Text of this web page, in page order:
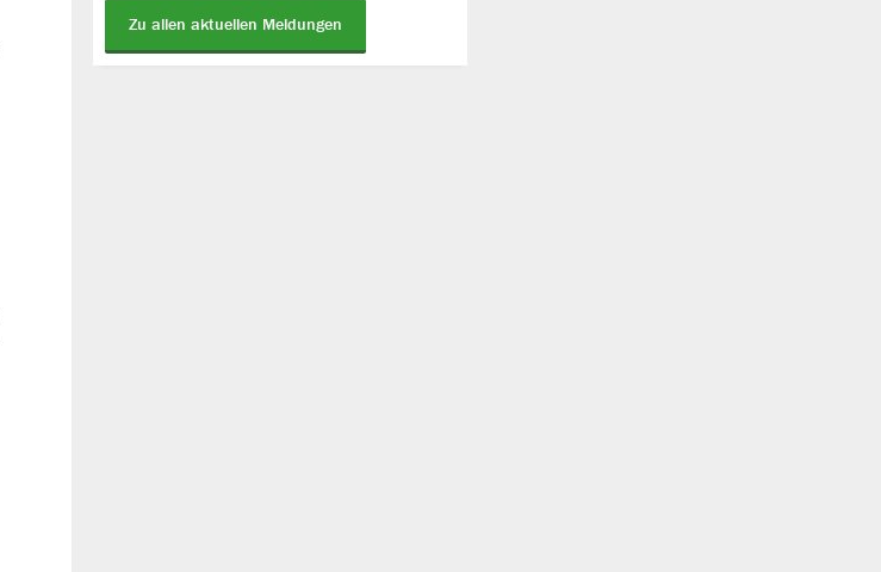
Zu allen aktuellen Meldungen